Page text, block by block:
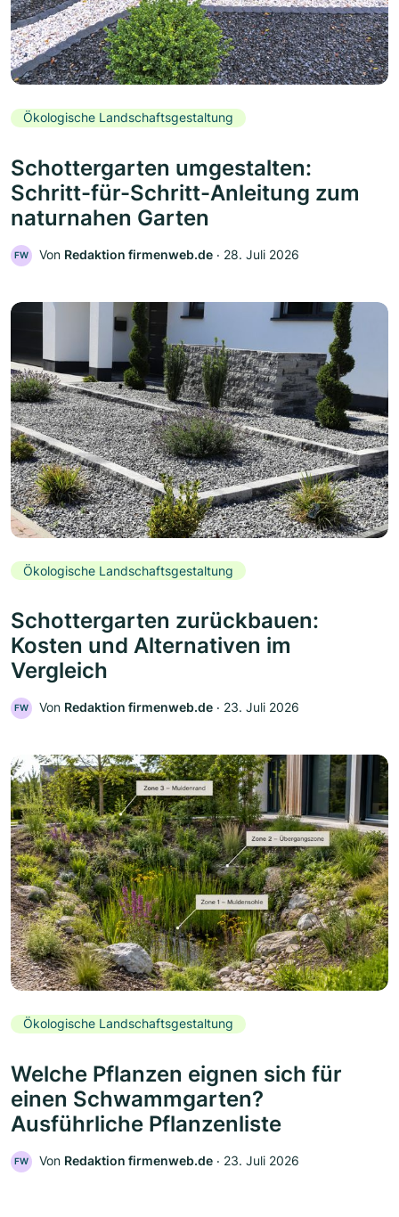
Ökologische Landschaftsgestaltung
Schottergarten umgestalten:
Schritt-für-Schritt-Anleitung zum
naturnahen Garten
FW Von Redaktion firmenweb.de ‧ 28. Juli 2026
Ökologische Landschaftsgestaltung
Schottergarten zurückbauen:
Kosten und Alternativen im
Vergleich
FW Von Redaktion firmenweb.de ‧ 23. Juli 2026
Ökologische Landschaftsgestaltung
Welche Pflanzen eignen sich für
einen Schwammgarten?
Ausführliche Pflanzenliste
FW Von Redaktion firmenweb.de ‧ 23. Juli 2026